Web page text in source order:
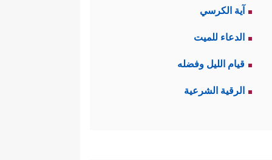
آية الكرسي
الدعاء للميت
قيام الليل وفضله
الرقية الشرعية